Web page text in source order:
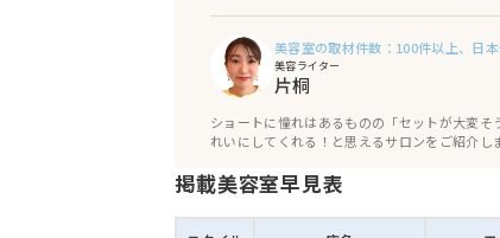
【河原町・烏丸】Lino Hair Design(リ
おわりに
美容室の取材件数：100件以上、日
美容ライター
片桐
ショートに憧れはあるものの「セットが大変
れいにしてくれる！と思えるサロンをご紹介し
掲載美容室早見表